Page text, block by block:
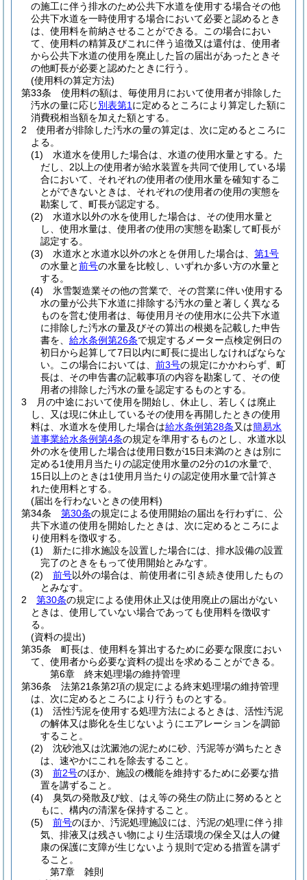
の施工に伴う排水のため公共下水道を使用する場合その他
公共下水道を一時使用する場合において必要と認めるとき
は、使用料を前納させることができる。
この場合におい
て、使用料の精算及びこれに伴う追徴又は還付は、使用者
から公共下水道の使用を廃止した旨の届出があったときそ
の他町長が必要と認めたときに行う。
(使用料の算定方法)
第33条
使用料の額は、毎使用月において使用者が排除した
汚水の量に応じ別表第1 に定めるところにより算定した額に
消費税相当額を加えた額とする。
2
使用者が排除した汚水の量の算定は、次に定めるところに
よる。
(1)
水道水を使用した場合は、水道の使用水量とする。 た
だし、2以上の使用者が給水装置を共同で使用している場
合において、それぞれの使用者の使用水量を確知するこ
とができないときは、それぞれの使用者の使用の実態を
勘案して、町長が認定する。
(2)
水道水以外の水を使用した場合は、その使用水量と
し、使用水量は、使用者の使用の実態を勘案して町長が
認定する。
(3)
水道水と水道水以外の水とを併用した場合は、 第1号
の水量と前号の水量を比較し、いずれか多い方の水量と
する。
(4)
氷雪製造業その他の営業で、その営業に伴い使用する
水の量が公共下水道に排除する汚水の量と著しく異なる
ものを営む使用者は、毎使用月その使用水に公共下水道
に排除した汚水の量及びその算出の根拠を記載した申告
書を、 給水条例第26条で規定するメーター点検定例日の
初日から起算して7日以内に町長に提出しなければならな
い。
この場合においては、 前3号の規定にかかわらず、町
長は、その申告書の記載事項の内容を勘案して、その使
用者の排除した汚水の量を認定するものとする。
3
月の中途において使用を開始し、休止し、若しくは廃止
し、又は現に休止しているその使用を再開したときの使用
料は、水道水を使用した場合は給水条例第28条又は簡易水
道事業給水条例第4条の規定を準用するものとし、水道水以
外の水を使用した場合は使用日数が15日未満のときは別に
定める1使用月当たりの認定使用水量の2分の1の水量で、
15日以上のときは1使用月当たりの認定使用水量で計算さ
れた使用料とする。
(届出を行わないときの使用料)
第34条
第30条の規定による使用開始の届出を行わずに、公
共下水道の使用を開始したときは、次に定めるところによ
り使用料を徴収する。
(1)
新たに排水施設を設置した場合には、排水設備の設置
完了のときをもって使用開始とみなす。
(2)
前号以外の場合は、前使用者に引き続き使用したもの
とみなす。
2
第30条の規定による使用休止又は使用廃止の届出がない
ときは、使用していない場合であっても使用料を徴収す
る。
(資料の提出)
第35条
町長は、使用料を算出するために必要な限度におい
て、使用者から必要な資料の提出を求めることができる。
第6章
終末処理場の維持管理
第36条
法第21条第2項の規定による終末処理場の維持管理
は、次に定めるところにより行うものとする。
(1)
活性汚泥を使用する処理方法によるときは、活性汚泥
の解体又は膨化を生じないようにエアレーションを調節
すること。
(2)
沈砂池又は沈澱池の泥ために砂、汚泥等が満ちたとき
は、速やかにこれを除去すること。
(3)
前2号のほか、施設の機能を維持するために必要な措
置を講ずること。
(4)
臭気の発散及び蚊、はえ等の発生の防止に努めるとと
もに、構内の清潔を保持すること。
(5)
前号のほか、汚泥処理施設には、汚泥の処理に伴う排
気、排液又は残さい物により生活環境の保全又は人の健
康の保護に支障が生じないよう規則で定める措置を講ず
ること。
第7章
雑則